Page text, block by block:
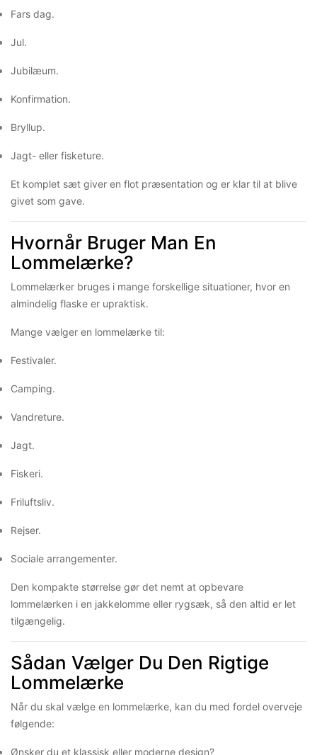
Fars dag.
Jul.
Jubilæum.
Konfirmation.
Bryllup.
Jagt- eller fisketure.
Et komplet sæt giver en flot præsentation og er klar til at blive
givet som gave.
Hvornår Bruger Man En
Lommelærke?
Lommelærker bruges i mange forskellige situationer, hvor en
almindelig flaske er upraktisk.
Mange vælger en lommelærke til:
Festivaler.
Camping.
Vandreture.
Jagt.
Fiskeri.
Friluftsliv.
Rejser.
Sociale arrangementer.
Den kompakte størrelse gør det nemt at opbevare
lommelærken i en jakkelomme eller rygsæk, så den altid er let
tilgængelig.
Sådan Vælger Du Den Rigtige
Lommelærke
Når du skal vælge en lommelærke, kan du med fordel overveje
følgende:
Ønsker du et klassisk eller moderne design?